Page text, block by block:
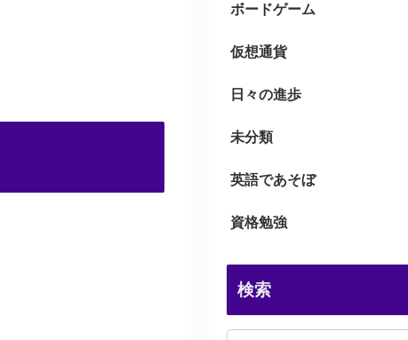
ボードゲーム
仮想通貨
日々の進歩
未分類
英語であそぼ
資格勉強
検索